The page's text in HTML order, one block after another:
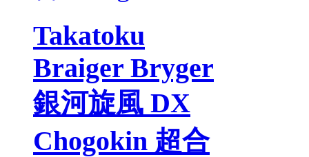
Takatoku
Braiger Bryger
銀河旋風 DX
Chogokin 超合